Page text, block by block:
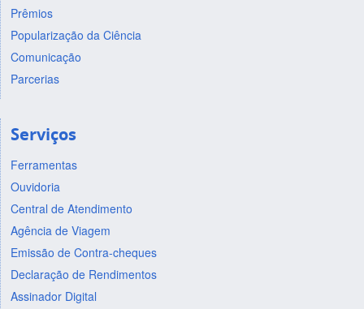
Prêmios
Popularização da Ciência
Comunicação
Parcerias
Serviços
Ferramentas
Ouvidoria
Central de Atendimento
Agência de Viagem
Emissão de Contra-cheques
Declaração de Rendimentos
Assinador Digital